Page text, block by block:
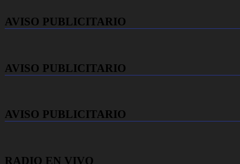
AVISO PUBLICITARIO
AVISO PUBLICITARIO
AVISO PUBLICITARIO
RADIO EN VIVO